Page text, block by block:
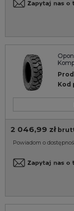
Kod
2 046,99 zł
Powiadom o